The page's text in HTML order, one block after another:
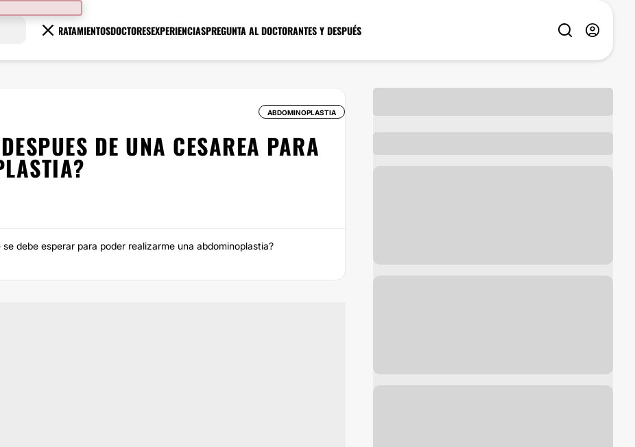
TRATAMIENTOSDOCTORESEXPERIENCIASPREGUNTA AL DOCTORANTES Y DESPUÉS
ABDOMINOPLASTIA
DE UNA CESAREA PARA
debe esperar para poder realizarme una abdominoplastia?